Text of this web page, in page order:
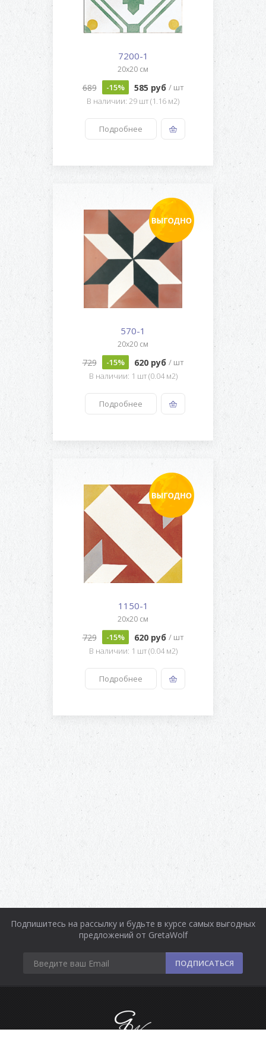
7200-1
20x20 см
689 -15% 585 руб / шт
В наличии: 29 шт (1.16 м2)
Подробнее
570-1
20x20 см
729 -15% 620 руб / шт
В наличии: 1 шт (0.04 м2)
Подробнее
1150-1
20x20 см
729 -15% 620 руб / шт
В наличии: 1 шт (0.04 м2)
Подробнее
Подпишитесь на рассылку и будьте в курсе самых выгодных
предложений от GretaWolf
ПОДПИСАТЬСЯ